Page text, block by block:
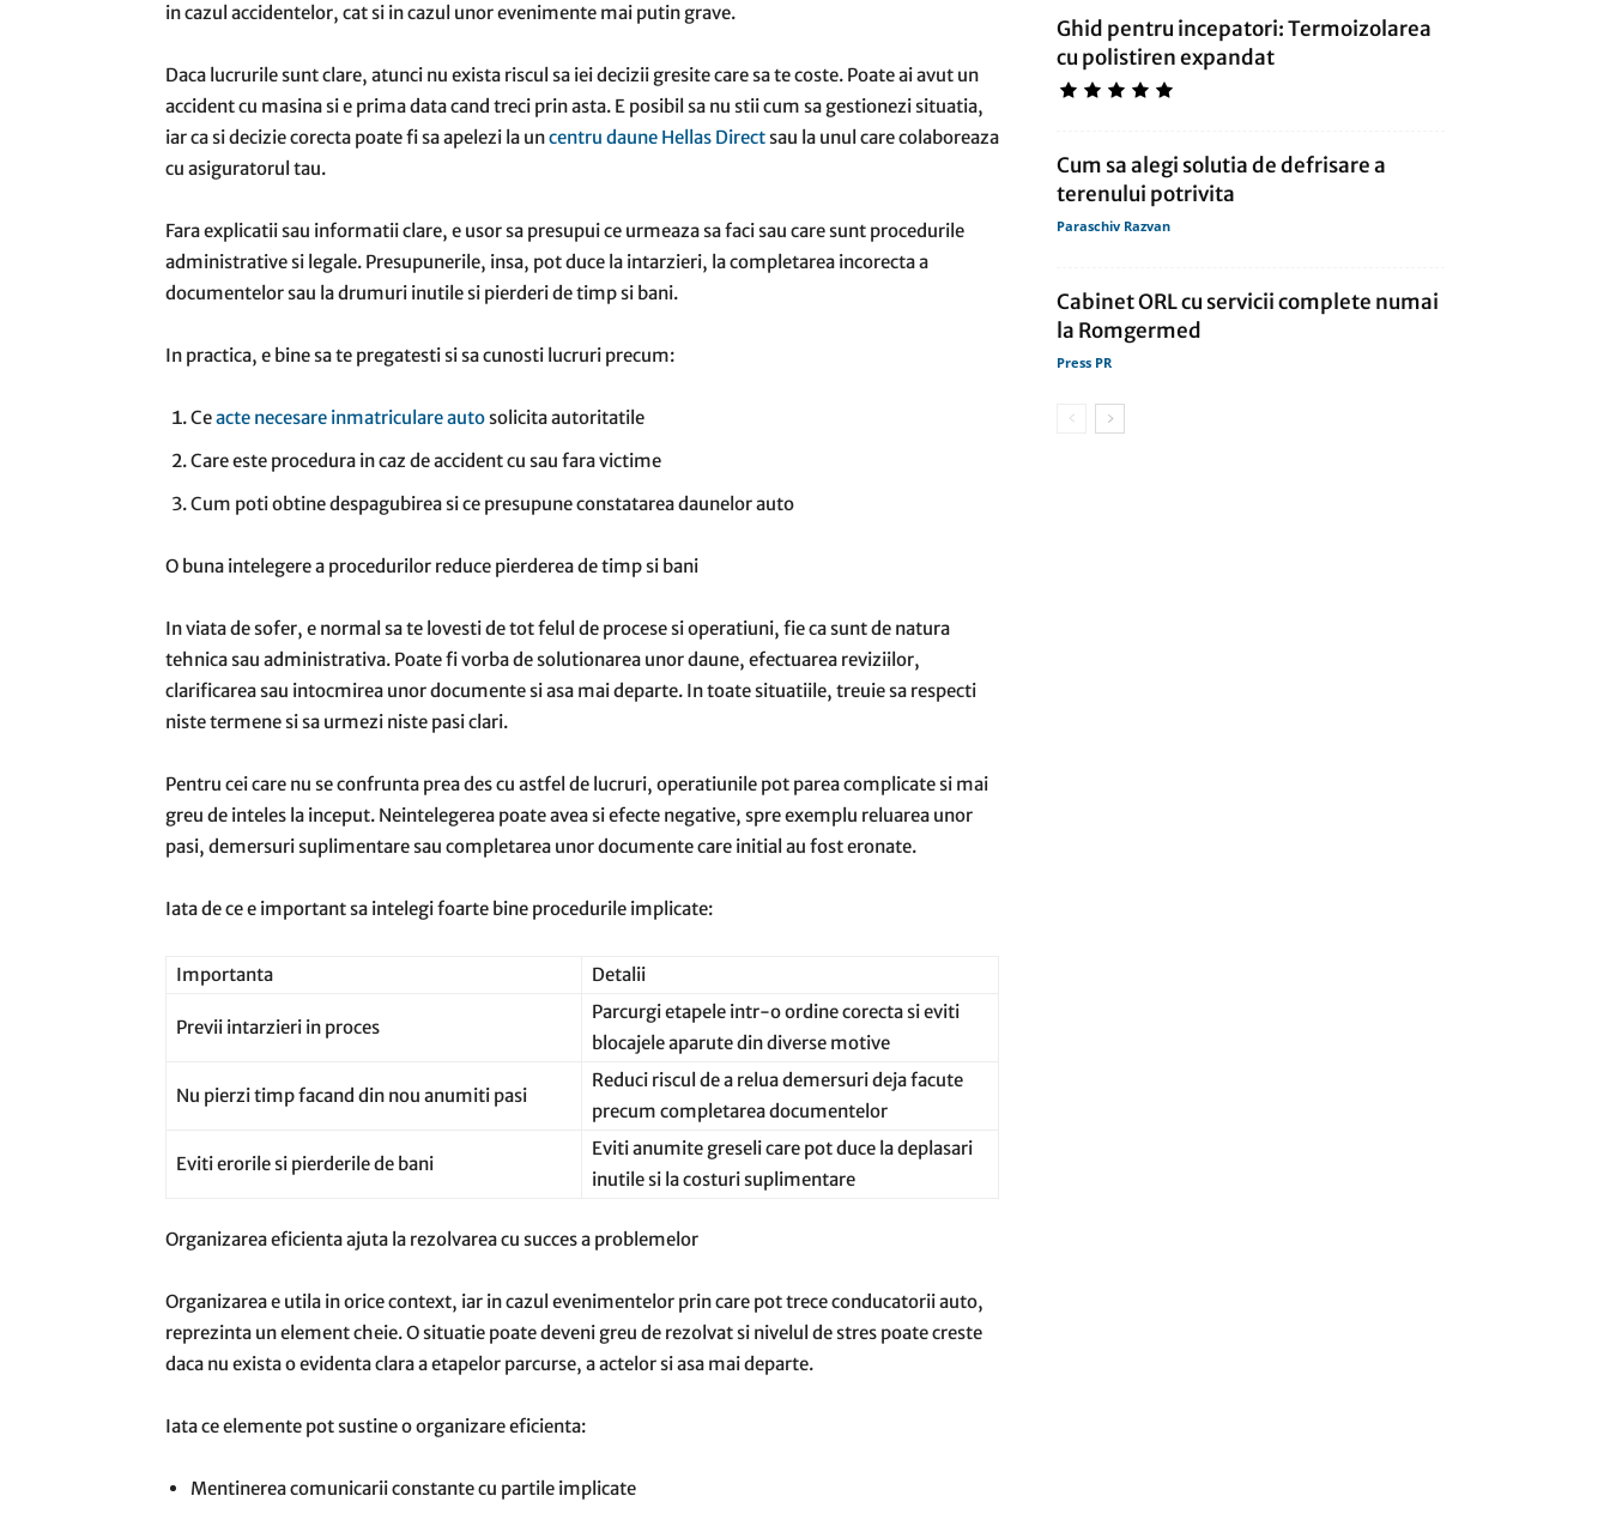
in cazul accidentelor, cat si in cazul unor evenimente mai putin grave.
Daca lucrurile sunt clare, atunci nu exista riscul sa iei decizii gresite care sa te coste. Poate ai avut un
accident cu masina si e prima data cand treci prin asta. E posibil sa nu stii cum sa gestionezi situatia,
iar ca si decizie corecta poate fi sa apelezi la uncentru daune Hellas Directsau la unul care colaboreaza
cu asiguratorul tau.
Fara explicatii sau informatii clare, e usor sa presupui ce urmeaza sa faci sau care sunt procedurile
administrative si legale. Presupunerile, insa, pot duce la intarzieri, la completarea incorecta a
documentelor sau la drumuri inutile si pierderi de timp si bani.
In practica, e bine sa te pregatesti si sa cunosti lucruri precum:
Ceacte necesare inmatriculare autosolicita autoritatile
Care este procedura in caz de accident cu sau fara victime
Cum poti obtine despagubirea si ce presupune constatarea daunelor auto
O buna intelegere a procedurilor reduce pierderea de timp si bani
In viata de sofer, e normal sa te lovesti de tot felul de procese si operatiuni, fie ca sunt de natura
tehnica sau administrativa. Poate fi vorba de solutionarea unor daune, efectuarea reviziilor,
clarificarea sau intocmirea unor documente si asa mai departe. In toate situatiile, treuie sa respecti
niste termene si sa urmezi niste pasi clari.
Pentru cei care nu se confrunta prea des cu astfel de lucruri, operatiunile pot parea complicate si mai
greu de inteles la inceput. Neintelegerea poate avea si efecte negative, spre exemplu reluarea unor
pasi, demersuri suplimentare sau completarea unor documente care initial au fost eronate.
Iata de ce e important sa intelegi foarte bine procedurile implicate:
Importanta Detalii
Previi intarzieri in proces
Parcurgi etapele intr-o ordine corecta si eviti
blocajele aparute din diverse motive
Nu pierzi timp facand din nou anumiti pasi
Reduci riscul de a relua demersuri deja facute
precum completarea documentelor
Eviti erorile si pierderile de bani
Eviti anumite greseli care pot duce la deplasari
inutile si la costuri suplimentare
Organizarea eficienta ajuta la rezolvarea cu succes a problemelor
Organizarea e utila in orice context, iar in cazul evenimentelor prin care pot trece conducatorii auto,
reprezinta un element cheie. O situatie poate deveni greu de rezolvat si nivelul de stres poate creste
daca nu exista o evidenta clara a etapelor parcurse, a actelor si asa mai departe.
Iata ce elemente pot sustine o organizare eficienta:
Mentinerea comunicarii constante cu partile implicate
Ghid pentru incepatori: Termoizolarea
cu polistiren expandat
Cum sa alegi solutia de defrisare a
terenului potrivita
Paraschiv Razvan
Cabinet ORL cu servicii complete numai
la Romgermed
Press PR